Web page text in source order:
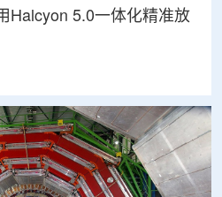
Halcyon 5.0一体化精准放